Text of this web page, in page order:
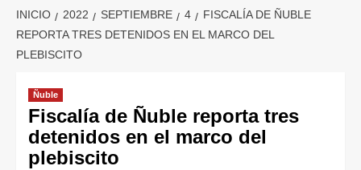
INICIO 2022 SEPTIEMBRE 4
FISCALÍA DE ÑUBLE
REPORTA TRES DETENIDOS EN EL MARCO DEL
PLEBISCITO
Ñuble
Fiscalía de Ñuble reporta tres
detenidos en el marco del
plebiscito